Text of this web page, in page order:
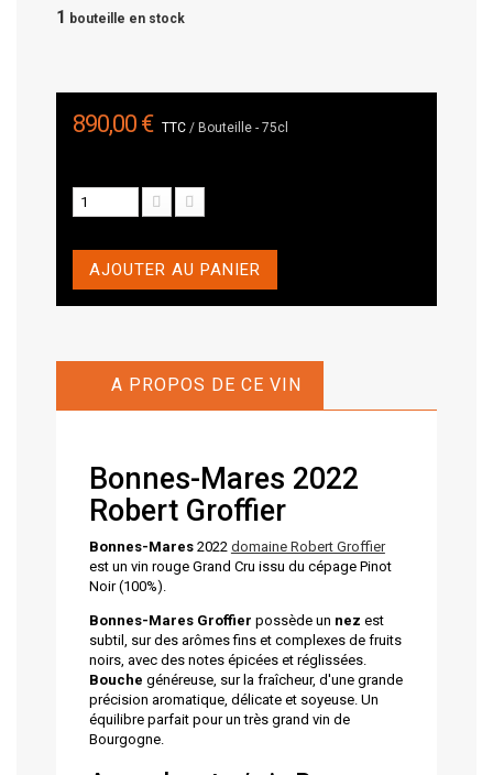
1 bouteille en stock
890,00 € TTC/ Bouteille - 75cl
AJOUTER AU PANIER
A PROPOS DE CE VIN
Bonnes-Mares 2022
Robert Groffier
Bonnes-Mares2022 domaine Robert Groffier
est un vin rouge Grand Cru issu du cépage Pinot
Noir (100%).
Bonnes-Mares Groffier possède un nez est
subtil, sur des arômes fins et complexes de fruits
noirs, avec des notes épicées et réglissées.
Bouche généreuse, sur la fraîcheur, d'une grande
précision aromatique, délicate et soyeuse. Un
équilibre parfait pour un très grand vin de
Bourgogne.